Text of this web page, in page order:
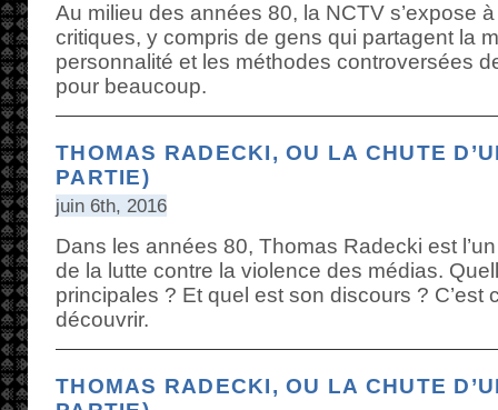
Au milieu des années 80, la NCTV s’expose
critiques, y compris de gens qui partagent la
personnalité et les méthodes controversées
pour beaucoup.
THOMAS RADECKI, OU LA CHUTE
PARTIE)
juin 6th, 2016
Dans les années 80, Thomas Radecki est
de la lutte contre la violence des médias.
principales ? Et quel est son discours ? C’est
découvrir.
THOMAS RADECKI, OU LA CHUTE